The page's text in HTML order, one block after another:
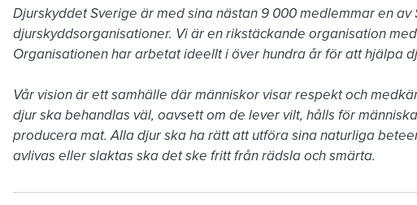
Djurskyddet Sverige är med sina nästan 9 000 medlemmar en av
djurskyddsorganisationer. Vi är en rikstäckande organisation
Organisationen har arbetat ideellt i över hundra år för att hjälpa
Vår vision är ett samhälle där människor visar respekt och
djur ska behandlas väl, oavsett om de lever vilt, hålls för
producera mat. Alla djur ska ha rätt att utföra sina naturliga
avlivas eller slaktas ska det ske fritt från rädsla och smärta.